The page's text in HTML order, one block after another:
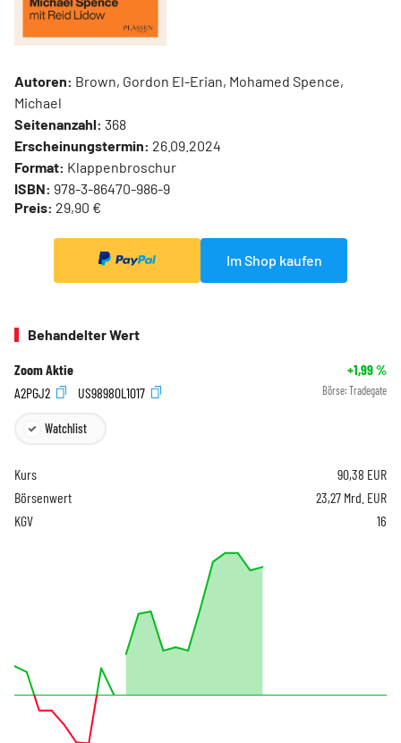
Autoren: Brown, Gordon El-Erian, Mohamed Spence,
Michael
Seitenanzahl: 368
Erscheinungstermin: 26.09.2024
Format: Klappenbroschur
ISBN: 978-3-86470-986-9
Preis: 29,90 €
Im Shop kaufen
Behandelter Wert
Zoom Aktie +1,99%
A2PGJ2
US98980L1017 Börse: Tradegate
Watchlist
Kurs 90,38 EUR
Börsenwert
23,27 Mrd. EUR
KGV
16